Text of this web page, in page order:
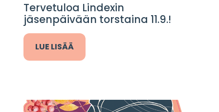
Tervetuloa Lindexin
jäsenpäivään torstaina 11.9.!
LUE LISÄÄ